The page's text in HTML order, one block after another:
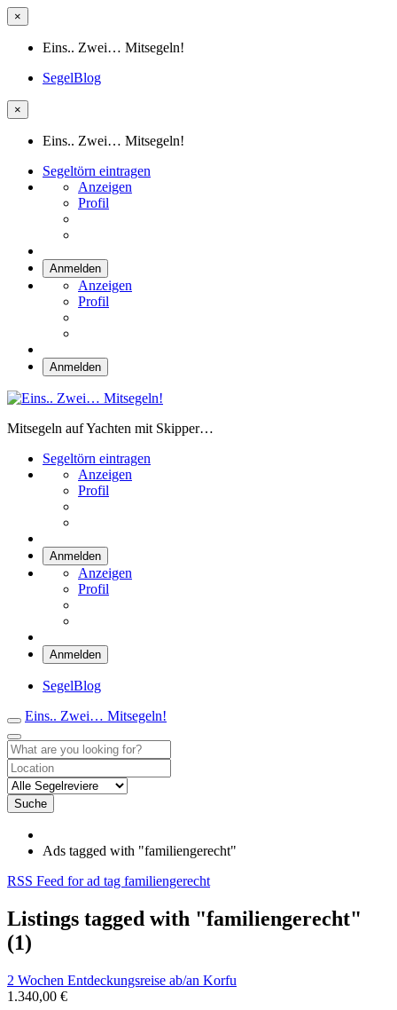
×
Eins.. Zwei… Mitsegeln!
SegelBlog
×
Eins.. Zwei… Mitsegeln!
Segeltörn eintragen
Anzeigen
Profil
Anmelden
Anzeigen
Profil
Anmelden
Mitsegeln auf Yachten mit Skipper…
Segeltörn eintragen
Anzeigen
Profil
Anmelden
Anzeigen
Profil
Anmelden
SegelBlog
Eins.. Zwei… Mitsegeln!
Suche
Ads tagged with "familiengerecht"
RSS Feed for ad tag familiengerecht
Listings tagged with "familiengerecht"
(1)
2 Wochen Entdeckungsreise ab/an Korfu
1.340,00 €